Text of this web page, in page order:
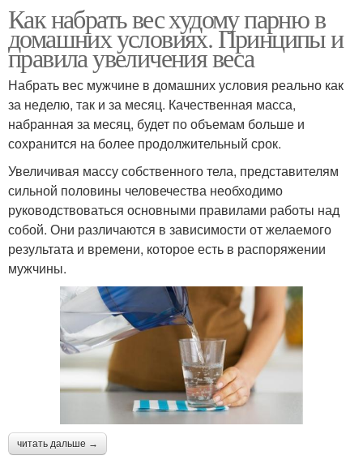
Как набрать вес худому парню в
домашних условиях. Принципы и
правила увеличения веса
Набрать вес мужчине в домашних условия реально как
за неделю, так и за месяц. Качественная масса,
набранная за месяц, будет по объемам больше и
сохранится на более продолжительный срок.
Увеличивая массу собственного тела, представителям
сильной половины человечества необходимо
руководствоваться основными правилами работы над
собой. Они различаются в зависимости от желаемого
результата и времени, которое есть в распоряжении
мужчины.
читать дальше →